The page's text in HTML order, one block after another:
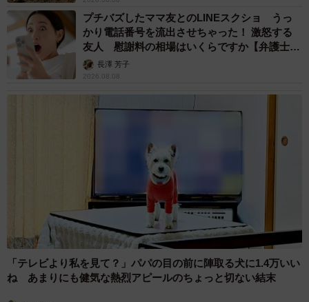
プチバズしたママ友とのLINEスクショ うっ
かり電話番号を流出させちゃった！ 激怒する
友人 慰謝料の相場はいくらですか【弁護士が
解説】長澤 芳子
2026.08.08
「テレビより私を見て？」パパの目の前に陣取る犬に1.4万いい
ね あまりにも健気な熱烈アピールのちょっと切ない結末